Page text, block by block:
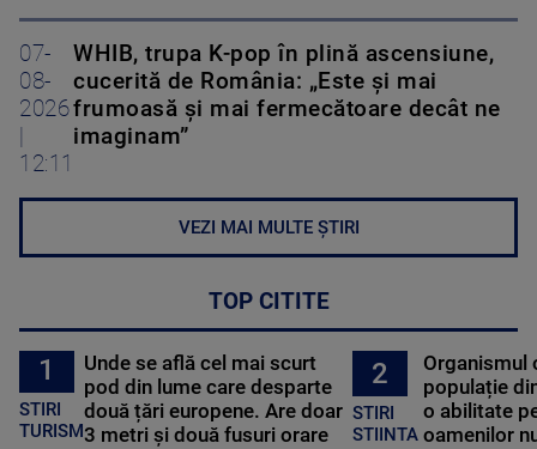
07-
08-
2026
12:11
WHIB, trupa K-pop în plină ascensiune,
cucerită de România: „Este și mai
frumoasă și mai fermecătoare decât ne
imaginam”
VEZI MAI MULTE ȘTIRI
TOP CITITE
1
STIRI
TURISM
Unde se află cel mai scurt
pod din lume care desparte
două țări europene. Are doar
3 metri și două fusuri orare
2
STIRI
STIINTA
Organismul
populație
o abilitate
oamenilor